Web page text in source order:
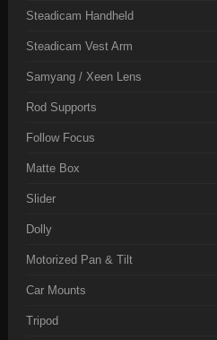
Steadicam Handheld
Steadicam Vest Arm
Samyang / Xeen Lens
Rod Supports
Follow Focus
Matte Box
Slider
Dolly
Motorized Pan & Tilt
Car Mounts
Tripod